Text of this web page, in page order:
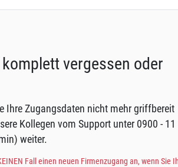
vergessen oder
Ihre Zugangsdaten nicht mehr griffbereit
Kollegen vom Support unter 0900 - 11
weiter.
Fall einen neuen Firmenzugang an, wenn Sie